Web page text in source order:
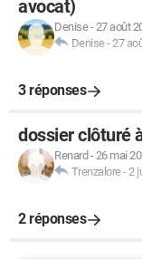
avocat)
Denise-27 août
Denise-27
3 réponses
dossier clôturé
Renard -26 mai
Trenzalore-2
2 réponses